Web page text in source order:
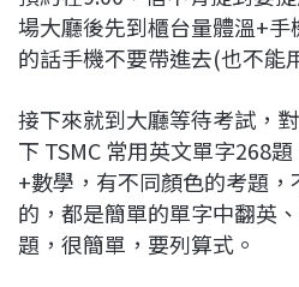
場大廳後先到櫃台量體溫+
的話手機不要帶進去(也不能
接下來就到大廳等待考試，
下 TSMC 常用英文單字268
+數學，有不同顏色的考題
的，都是簡單的單字中翻英
題，很簡單，要列算式。